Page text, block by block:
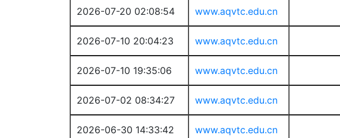
2026-07-20 02:08:54 www.aqvtc.edu.cn
2026-07-10 20:04:23 www.aqvtc.edu.cn
2026-07-10 19:35:06 www.aqvtc.edu.cn
2026-07-02 08:34:27 www.aqvtc.edu.cn
2026-06-30 14:33:42 www.aqvtc.edu.cn